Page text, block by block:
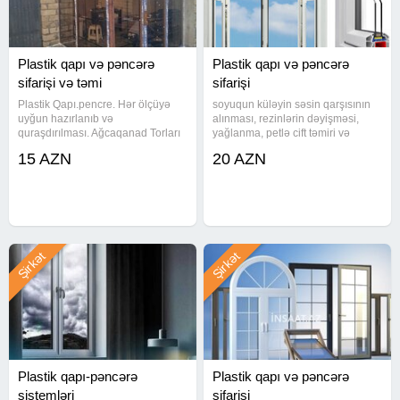
Malın növü: Pəncərələr, qapılar, eyvanlar
Çatdırılma: Bəli
Plastik qapı və pəncərə
sifarişi və təmi
Plastik Qapı.pencre. Hər ölçüyə
uyğun hazırlanıb və
quraşdırılması. Ağcaqanad Torları
içərisinə şəbəkə yığılması) Şkaf
15 AZN
Plastik qapı və pəncərə
sifarişi
soyuqun küləyin səsin qarşısının
alınması, rezinlərin dəyişməsi,
yağlanma, petlə cift təmiri və
işləri yüksəs keyfiyyət sərfəli
20 AZN
Plastik qapı-pəncərə
sistemləri
Şirkət
Plastik qapı və pəncərə
sifarişi
Şirkət